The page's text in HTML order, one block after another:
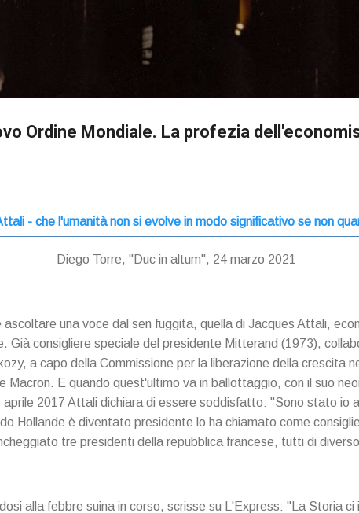
Passa ai contenuti principali
Ordine Mondiale. La profezia
- che l'umanità non si evolve in modo significativo se non
Diego Torre, "Duc in altum", 24 marzo 2021
una voce dal sen fuggita, quella di Jacques Attali,
Già consigliere speciale del presidente Mitterand (1973),
a capo della Commissione per la liberazione della crescita
Macron. E quando quest'ultimo va in ballottaggio, con il suo
aprile 2017 Attali dichiara di essere soddisfatto: "Sono stato io
Hollande è diventato presidente lo ha chiamato come
tre presidenti della repubblica francese, tutti di
alla febbre suina in corso, scrisse su L'Express: "La Storia ci